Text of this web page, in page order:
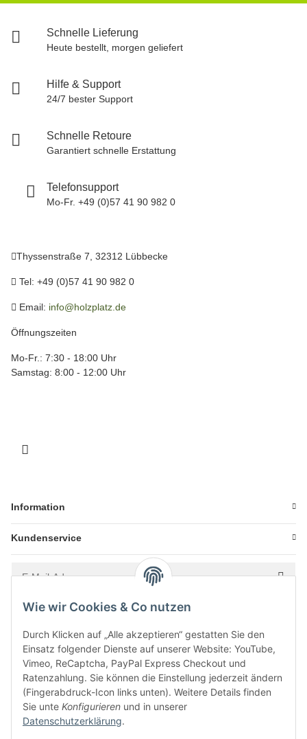
Schnelle Lieferung
Heute bestellt, morgen geliefert
Hilfe & Support
24/7 bester Support
Schnelle Retoure
Garantiert schnelle Erstattung
Telefonsupport
Mo-Fr. +49 (0)57 41 90 982 0
Thyssenstraße 7, 32312 Lübbecke
Tel: +49 (0)57 41 90 982 0
Email: info@holzplatz.de
Öffnungszeiten
Mo-Fr.: 7:30 - 18:00 Uhr
Samstag: 8:00 - 12:00 Uhr
Information
Kundenservice
Bitte senden Sie mir entsprechend IhrerDatenschutzerklärung
Wie wir Cookies & Co nutzen
Durch Klicken auf „Alle akzeptieren“ gestatten Sie den
Einsatz folgender Dienste auf unserer Website: YouTube,
Vimeo, ReCaptcha, PayPal Express Checkout und
Ratenzahlung. Sie können die Einstellung jederzeit ändern
(Fingerabdruck-Icon links unten). Weitere Details finden
Sie unte Konfigurieren und in unserer
Datenschutzerklärung.